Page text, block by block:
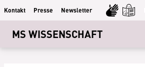
Kontakt Presse Newsletter
MS WISSENSCHAFT